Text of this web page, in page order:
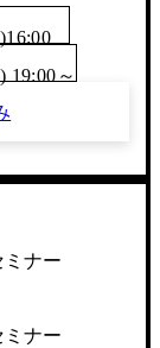
19:00～
ミナー
ミナー